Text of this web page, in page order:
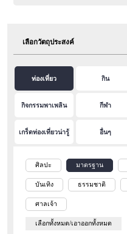
เลือกวัตถุประสงค์
ท่องเที่ยว กิน
กิจกรรมพาเพลิน กีฬา
เกร็ดท่องเที่ยวน่ารู้ อื่นๆ
ศิลปะ มาตรฐาน
บันเทิง ธรรมชาติ
ศาลเจ้า
เลือกทั้งหมด/เอาออกทั้งหมด